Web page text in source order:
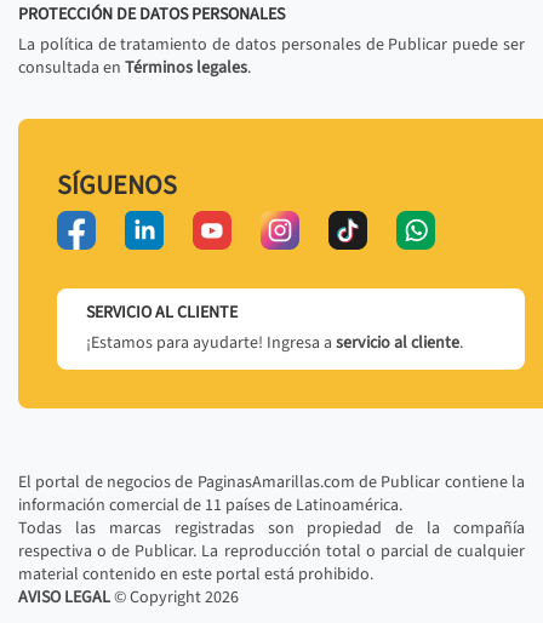
PROTECCIÓN DE DATOS PERSONALES
La política de tratamiento de datos personales de Publicar puede ser
consultada en Términos legales.
SÍGUENOS
SERVICIO AL CLIENTE
¡Estamos para ayudarte! Ingresa a servicio al cliente.
El portal de negocios de PaginasAmarillas.com de Publicar contiene la
información comercial de 11 países de Latinoamérica.
Todas las marcas registradas son propiedad de la compañía
respectiva o de Publicar. La reproducción total o parcial de cualquier
material contenido en este portal está prohibido.
AVISO LEGAL© Copyright2026